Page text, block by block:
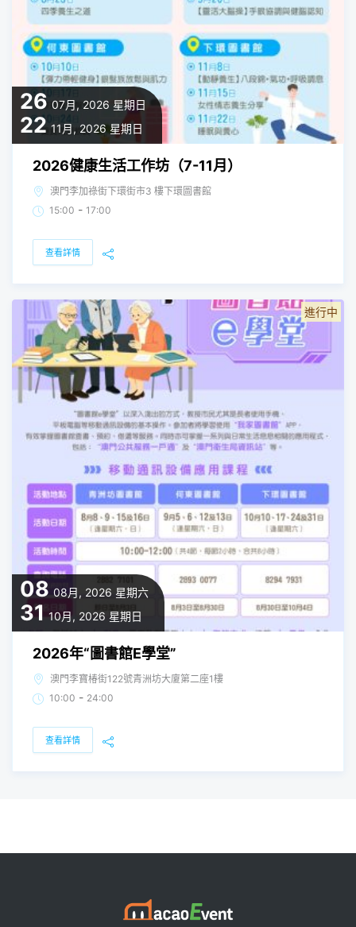
26 07月, 2026 星期日
22 11月, 2026 星期日
2026健康生活工作坊（7-11月）
澳門李加祿街下環街市3 樓下環圖書館
15:00 - 17:00
查看詳情
08 08月, 2026 星期六
31 10月, 2026 星期日
進行中
2026年“圖書館E學堂”
澳門李寶椿街122號青洲坊大廈第二座1樓
10:00 - 24:00
查看詳情